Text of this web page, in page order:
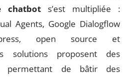
chatbot s’est multipliée :
Agents, Google Dialogflow
open source et
solutions proposent des
permettant de bâtir des